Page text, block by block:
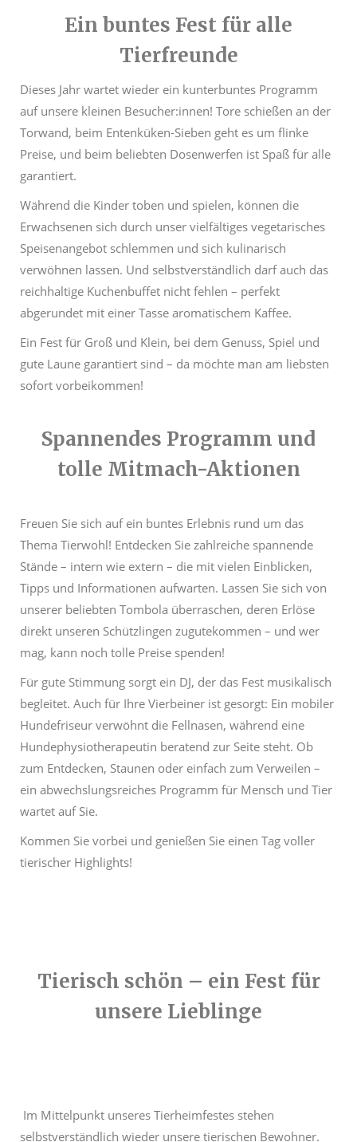
Ein buntes Fest für alle
Tierfreunde
Dieses Jahr wartet wieder ein kunterbuntes Programm
auf unsere kleinen Besucher:innen! Tore schießen an der
Torwand, beim Entenküken-Sieben geht es um flinke
Preise, und beim beliebten Dosenwerfen ist Spaß für alle
garantiert.
Während die Kinder toben und spielen, können die
Erwachsenen sich durch unser vielfältiges vegetarisches
Speisenangebot schlemmen und sich kulinarisch
verwöhnen lassen. Und selbstverständlich darf auch das
reichhaltige Kuchenbuffet nicht fehlen – perfekt
abgerundet mit einer Tasse aromatischem Kaffee.
Ein Fest für Groß und Klein, bei dem Genuss, Spiel und
gute Laune garantiert sind – da möchte man am liebsten
sofort vorbeikommen!
Spannendes Programm und
tolle Mitmach-Aktionen
Freuen Sie sich auf ein buntes Erlebnis rund um das
Thema Tierwohl! Entdecken Sie zahlreiche spannende
Stände – intern wie extern – die mit vielen Einblicken,
Tipps und Informationen aufwarten. Lassen Sie sich von
unserer beliebten Tombola überraschen, deren Erlöse
direkt unseren Schützlingen zugutekommen – und wer
mag, kann noch tolle Preise spenden!
Für gute Stimmung sorgt ein DJ, der das Fest musikalisch
begleitet. Auch für Ihre Vierbeiner ist gesorgt: Ein mobiler
Hundefriseur verwöhnt die Fellnasen, während eine
Hundephysiotherapeutin beratend zur Seite steht. Ob
zum Entdecken, Staunen oder einfach zum Verweilen –
ein abwechslungsreiches Programm für Mensch und Tier
wartet auf Sie.
Kommen Sie vorbei und genießen Sie einen Tag voller
tierischer Highlights!
Tierisch schön – ein Fest für
unsere Lieblinge
Im Mittelpunkt unseres Tierheimfestes stehen
selbstverständlich wieder unsere tierischen Bewohner.